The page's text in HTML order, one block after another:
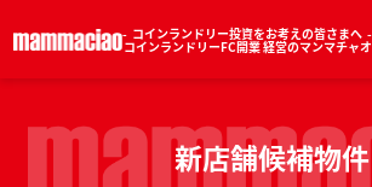
コインランドリー投資をお考えの皆さまへ
コインランドリーFC開業 経営のマンマチャオ
新店舗候補物件